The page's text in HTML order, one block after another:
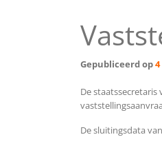
Gepubliceerd op
De staatssecretaris
De sluitingsdata